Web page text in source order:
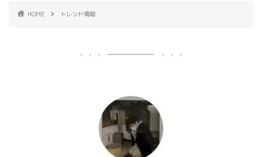
HOME トレンド情報